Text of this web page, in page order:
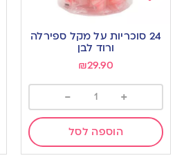
to
wishlist
24 סוכריות על מקל ספירלה
ורוד לבן
₪29.90
+
-
הוספה לסל